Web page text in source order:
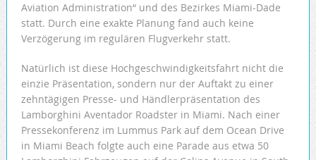
Aviation Administration“ und des Bezirkes Miami-Dade
statt. Durch eine exakte Planung fand auch keine
Verzögerung im regulären Flugverkehr statt.
Natürlich ist diese Hochgeschwindigkeitsfahrt nicht die
einzie Präsentation, sondern nur der Auftakt zu einer
zehntägigen Presse- und Händlerpräsentation des
Lamborghini Aventador Roadster in Miami. Nach einer
Pressekonferenz im Lummus Park auf dem Ocean Drive
in Miami Beach folgte auch eine Parade aus etwa 50